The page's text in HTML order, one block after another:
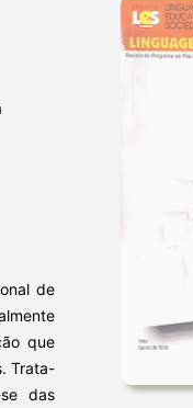
de
que
Trata-
das